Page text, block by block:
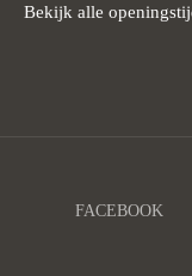
Bekijk alle